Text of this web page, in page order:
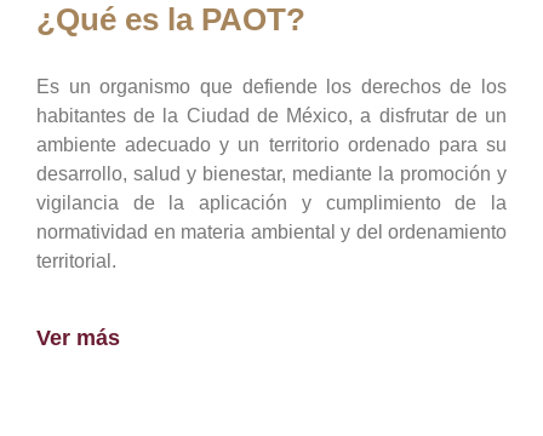
¿Qué es la PAOT?
Es un organismo que defiende los derechos de los
habitantes de la Ciudad de México, a disfrutar de un
ambiente adecuado y un territorio ordenado para su
desarrollo, salud y bienestar, mediante la promoción y
vigilancia de la aplicación y cumplimiento de la
normatividad en materia ambiental y del ordenamiento
territorial.
Ver más